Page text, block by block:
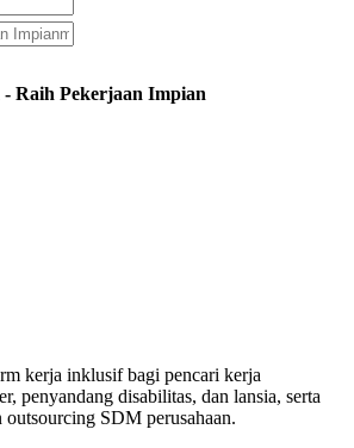
Raih Pekerjaan Impian
kerja inklusif bagi pencari kerja
penyandang disabilitas, dan lansia, serta
SDM perusahaan.